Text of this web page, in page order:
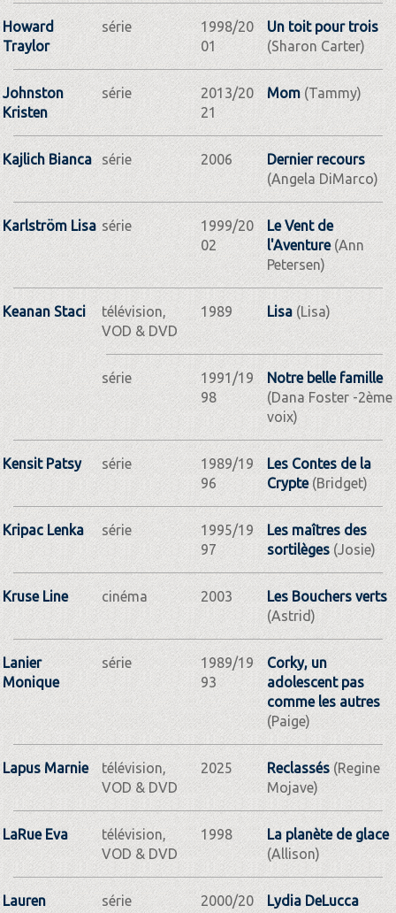
Howard
Traylor
série
1998/20
01
Un toit pour trois
(Sharon Carter)
Johnston
Kristen
série
2013/20
21
Mom(Tammy)
Kajlich Bianca série 2006
Dernier recours
(Angela DiMarco)
Karlström Lisa série
1999/20
02
Le Vent de
l'Aventure(Ann
Petersen)
Keanan Staci
télévision,
VOD & DVD
1989 Lisa(Lisa)
série
1991/19
98
Notre belle famille
(Dana Foster -2ème
voix)
Kensit Patsy série
1989/19
96
Les Contes de la
Crypte(Bridget)
Kripac Lenka série
1995/19
97
Les maîtres des
sortilèges(Josie)
Kruse Line cinéma 2003
Les Bouchers verts
(Astrid)
Lanier
Monique
série
1989/19
93
Corky, un
adolescent pas
comme les autres
(Paige)
Lapus Marnie
télévision,
VOD & DVD
2025 Reclassés(Regine
Mojave)
LaRue Eva
télévision,
VOD & DVD
1998
La planète de glace
(Allison)
Lauren
série
2000/20
Lydia DeLucca